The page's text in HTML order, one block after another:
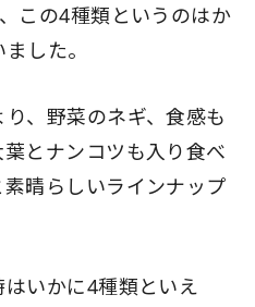
この4種類というのはか
した。
、野菜のネギ、食感も
とナンコツも入り食べ
晴らしいラインナップ
いかに4種類といえ